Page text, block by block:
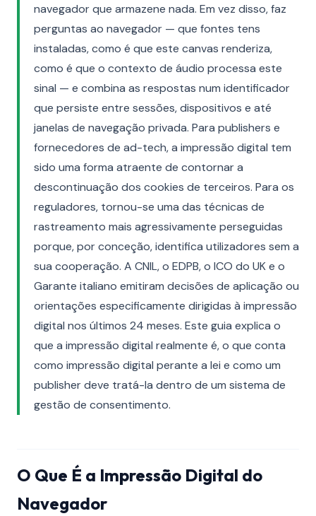
navegador que armazene nada. Em vez disso, faz
perguntas ao navegador — que fontes tens
instaladas, como é que este canvas renderiza,
como é que o contexto de áudio processa este
sinal — e combina as respostas num identificador
que persiste entre sessões, dispositivos e até
janelas de navegação privada. Para publishers e
fornecedores de ad-tech, a impressão digital tem
sido uma forma atraente de contornar a
descontinuação dos cookies de terceiros. Para os
reguladores, tornou-se uma das técnicas de
rastreamento mais agressivamente perseguidas
porque, por conceção, identifica utilizadores sem a
sua cooperação. A CNIL, o EDPB, o ICO do UK e o
Garante italiano emitiram decisões de aplicação ou
orientações especificamente dirigidas à impressão
digital nos últimos 24 meses. Este guia explica o
que a impressão digital realmente é, o que conta
como impressão digital perante a lei e como um
publisher deve tratá-la dentro de um sistema de
gestão de consentimento.
O Que É a Impressão Digital do
Navegador